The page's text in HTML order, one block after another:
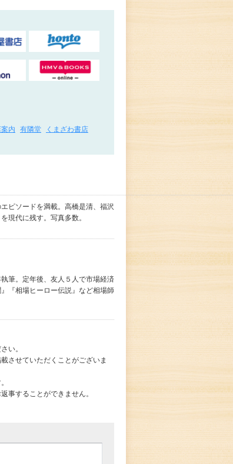
内 有隣堂
くまざわ書店
ピソードを満載。高橋是清、福沢
現代に残す。写真多数。
筆。定年後、友人５人で市場経済
『相場ヒーロー伝説』など相場師
い。
させていただくことがございま
事することができません。